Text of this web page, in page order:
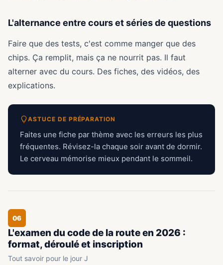
L'alternance entre cours et séries de questions
Faire que des tests, c'est comme manger que des
chips. Ça remplit, mais ça ne nourrit pas. Il faut
alterner avec du cours. Des fiches, des vidéos, des
explications.
ASTUCE DE PRÉPARATION
Faites une fiche par thème avec les erreurs les plus
fréquentes. Révisez-la chaque soir avant de dormir.
Le cerveau mémorise mieux pendant le sommeil.
06
L'examen du code de la route en 2026 :
format, déroulé et inscription
Tout savoir pour le jour J